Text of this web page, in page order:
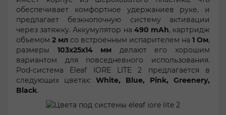
обеспечивает комфортное удержаниев руке, и
предлагает безкнопочную систему активации
через затяжку. Аккумулятор на 490 mAh, картридж
объемом 2 мл со встроенным испарителем на 1 Ом,
размеры 103х25х14 мм делают его хорошим
вариантом для повседневного использования.
Pod-система Eleaf IORE LITE 2 предлагается в
следующих цветах: White, Blue, Pink, Greenery,
Black.